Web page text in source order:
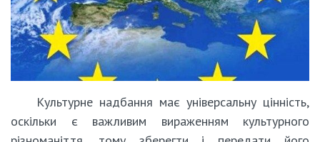
Культурне надбання має універсальну цінність,
оскільки є важливим вираженням культурного